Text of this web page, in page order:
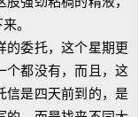
。
委托，这个星期更
个都没有，而且，这
信是四天前到的，是